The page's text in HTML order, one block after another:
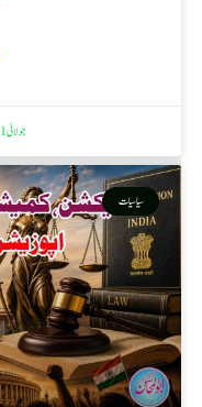
جولائی 11, 2026
سیاسیات